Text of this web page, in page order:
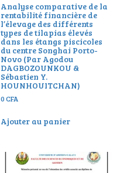
Analyse comparative de la
rentabilité financière de
l’élevage des différents
types de tilapias élevés
dans les étangs piscicoles
du centre Songhai Porto-
Novo (Par Agodou
DAGBOZOUNKOU &
Sébastien Y.
HOUNHOUITCHAN)
0CFA
Ajouter au panier